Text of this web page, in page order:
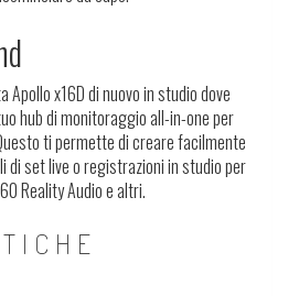
x16D di nuovo in studio dove
hub di monitoraggio all-in-one per
ti permette di creare facilmente
di set live o registrazioni in studio per
Reality Audio e altri.